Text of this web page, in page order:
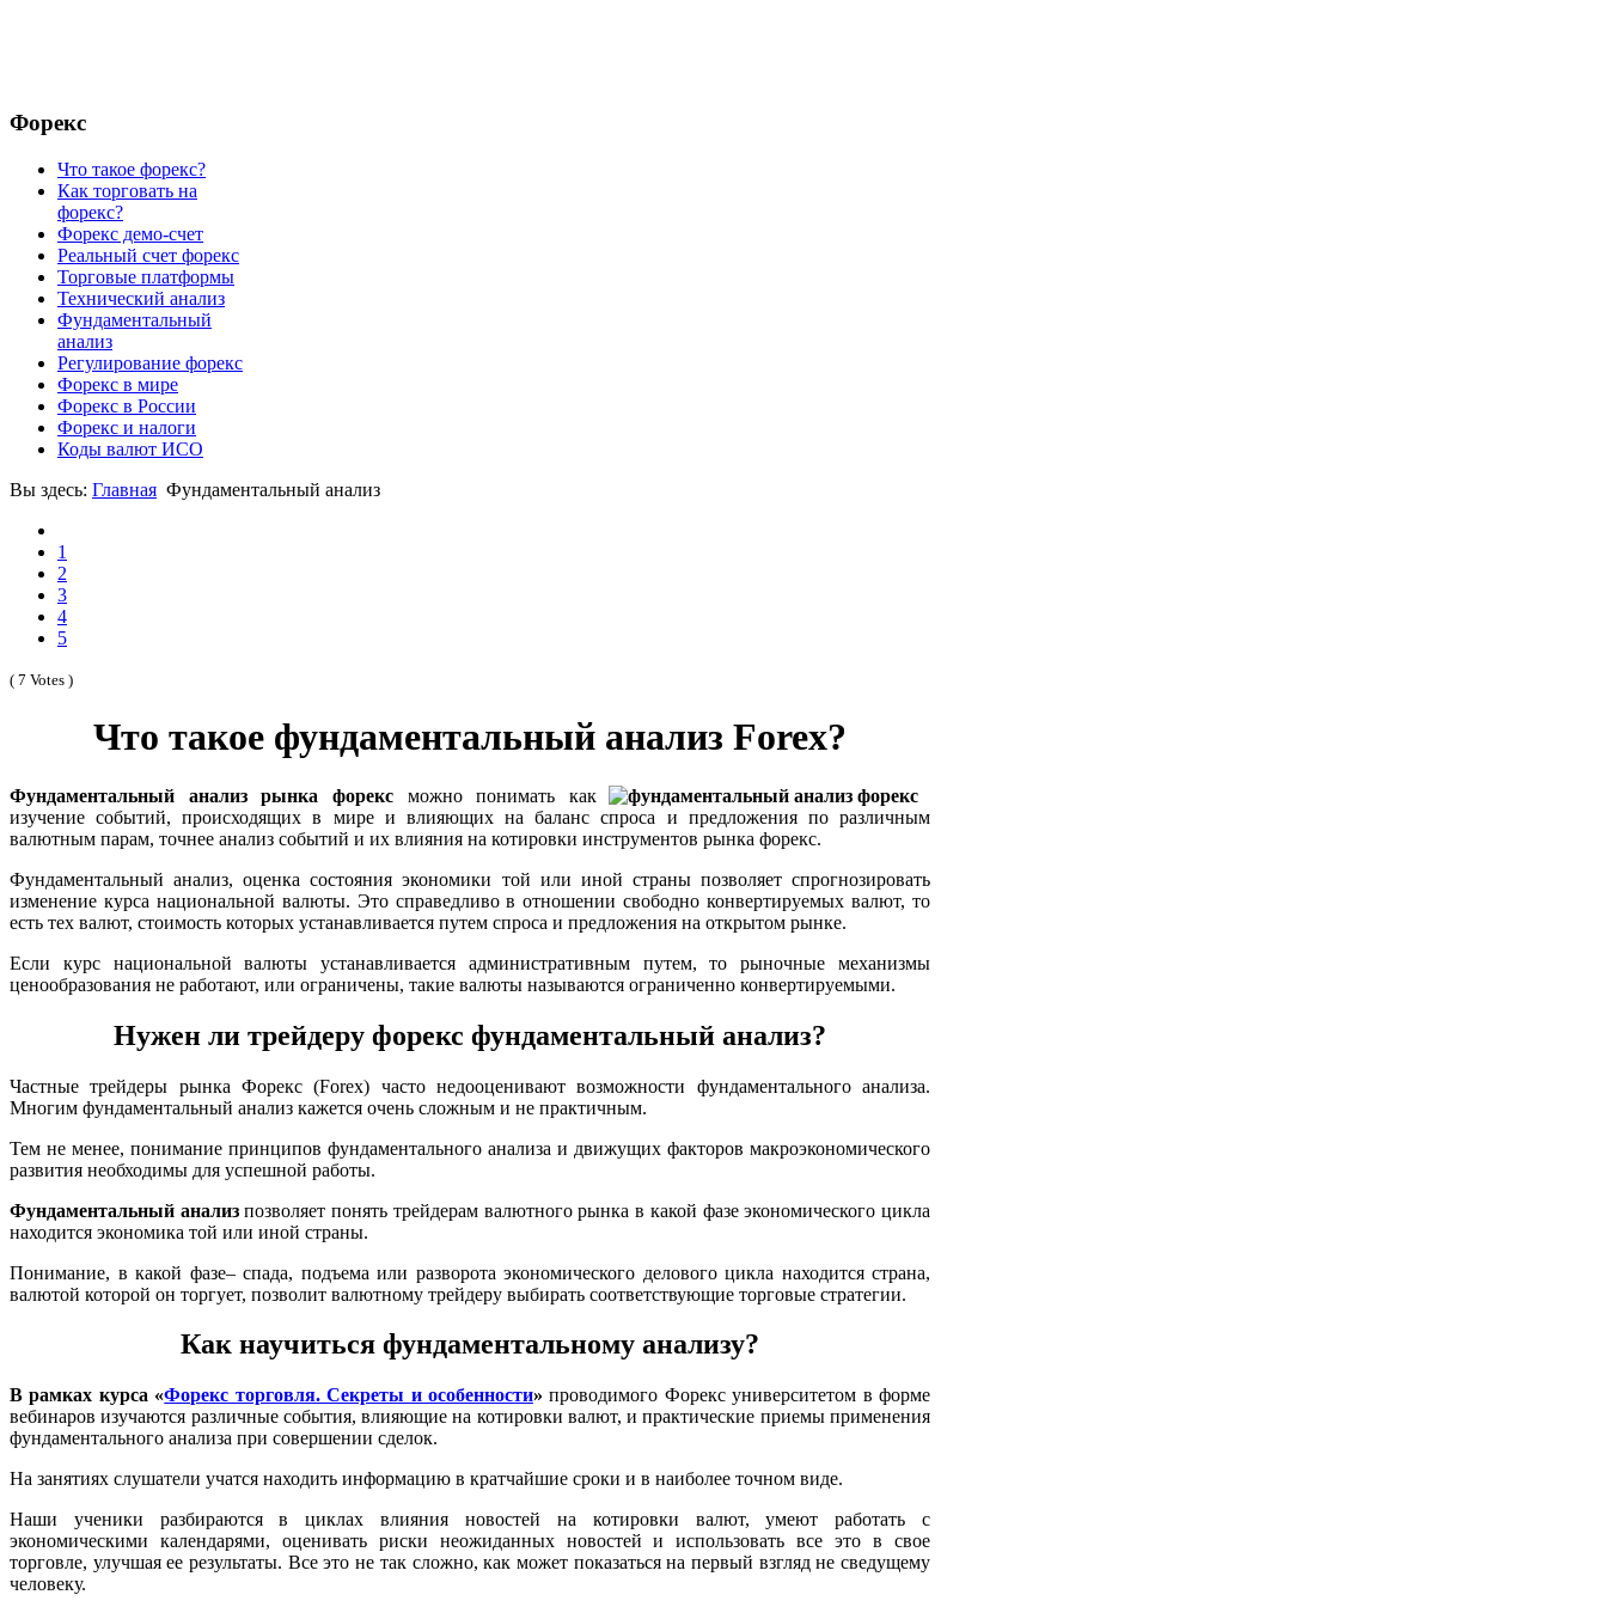
Форекс
Что такое форекс?
Как торговать на
форекс?
Форекс демо-счет
Реальный счет форекс
Торговые платформы
Технический анализ
Фундаментальный
анализ
Регулирование форекс
Форекс в мире
Форекс в России
Форекс и налоги
Коды валют ИСО
Вы здесь: Главная Фундаментальный анализ
1
2
3
4
5
( 7 Votes )
Что такое фундаментальный анализ Forex?
Фундаментальный анализ рынка форекс можно понимать как
изучение событий, происходящих в мире и влияющих на баланс спроса и предложения по различным
валютным парам, точнее анализ событий и их влияния на котировки инструментов рынка форекс.
Фундаментальный анализ, оценка состояния экономики той или иной страны позволяет спрогнозировать
изменение курса национальной валюты. Это справедливо в отношении свободно конвертируемых валют, то
есть тех валют, стоимость которых устанавливается путем спроса и предложения на открытом рынке.
Если курс национальной валюты устанавливается административным путем, то рыночные механизмы
ценообразования не работают, или ограничены, такие валюты называются ограниченно конвертируемыми.
Нужен ли трейдеру форекс фундаментальный анализ?
Частные трейдеры рынка Форекс (Forex) часто недооценивают возможности фундаментального анализа.
Многим фундаментальный анализ кажется очень сложным и не практичным.
Тем не менее, понимание принципов фундаментального анализа и движущих факторов макроэкономического
развития необходимы для успешной работы.
Фундаментальный анализпозволяет понять трейдерам валютного рынка в какой фазе экономического цикла
находится экономика той или иной страны.
Понимание, в какой фазе– спада, подъема или разворота экономического делового цикла находится страна,
валютой которой он торгует, позволит валютному трейдеру выбирать соответствующие торговые стратегии.
Как научиться фундаментальному анализу?
В рамках курса «Форекс торговля. Секреты и особенности» проводимого Форекс университетом в форме
вебинаров изучаются различные события, влияющие на котировки валют, и практические приемы применения
фундаментального анализа при совершении сделок.
На занятиях слушатели учатся находить информацию в кратчайшие сроки и в наиболее точном виде.
Наши ученики разбираются в циклах влияния новостей на котировки валют, умеют работать с
экономическими календарями, оценивать риски неожиданных новостей и использовать все это в свое
торговле, улучшая ее результаты. Все это не так сложно, как может показаться на первый взгляд не сведущему
человеку.